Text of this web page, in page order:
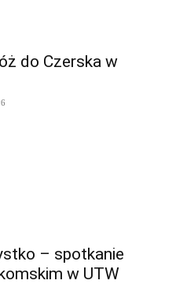
do Czerska w
– spotkanie
w UTW